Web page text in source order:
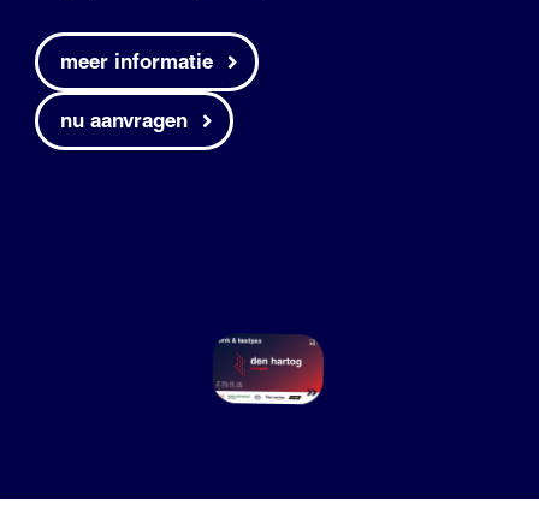
meer informatie
nu aanvragen